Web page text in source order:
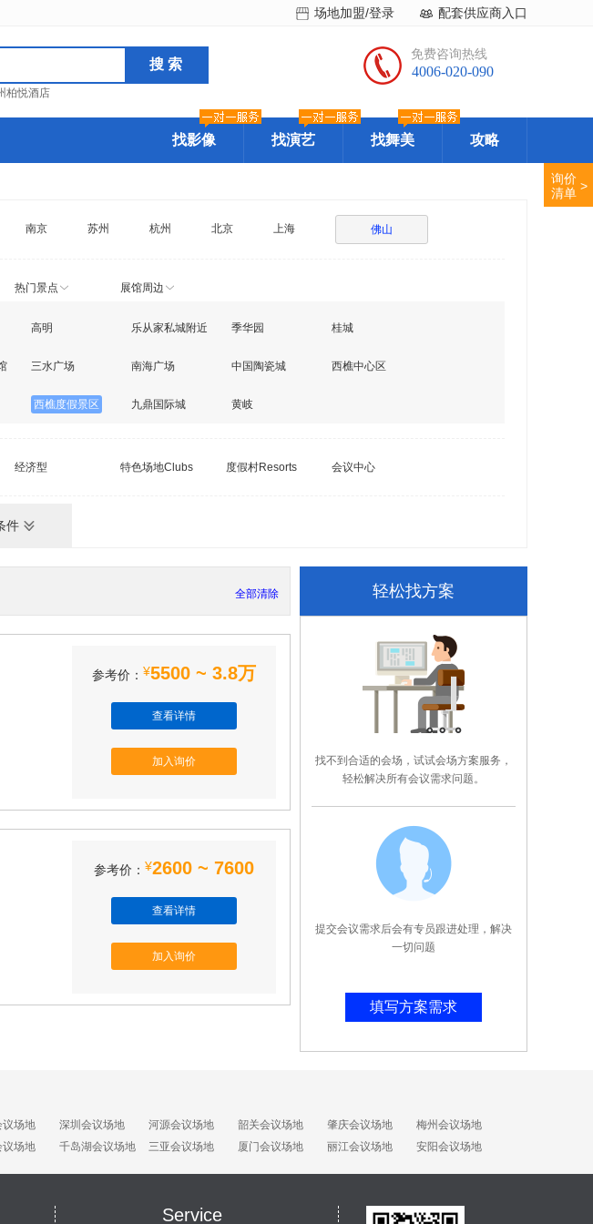
配套供应商入口
场地加盟/登录
柏悦酒店
免费咨询热线
4006-020-090
找影像 找演艺 找舞美 攻略
南京 苏州 杭州 北京 上海 佛山
热门景点 展馆周边
高明 乐从家私城附近 季华园 桂城
三水广场 南海广场 中国陶瓷城 西樵中心区
西樵度假景区 九鼎国际城 黄岐
经济型 特色场地Clubs 度假村Resorts 会议中心
件
全部清除
参考价： ¥5500 ~ 3.8万
查看详情
加入询价
参考价： ¥2600 ~ 7600
查看详情
加入询价
轻松找方案
找不到合适的会场，试试会场方案服务，
轻松解决所有会议需求问题。
提交会议需求后会有专员跟进处理，解决
一切问题
填写方案需求
议场地 深圳会议场地 河源会议场地 韶关会议场地 肇庆会议场地
梅州会议场地
议场地 千岛湖会议场地 三亚会议场地 厦门会议场地 丽江会议场地 安阳会议场地
询价
清单 >
Service